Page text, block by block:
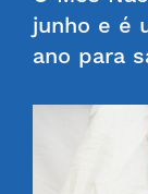
junho e é
ano para